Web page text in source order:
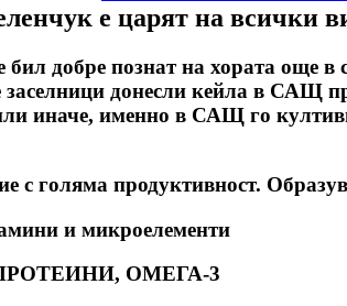
е царят на всички
бил добре познат на хората още
донесли кейла в САЩ
иначе, именно в САЩ го
с голяма продуктивност.
и микроелементи
ОМЕГА-3